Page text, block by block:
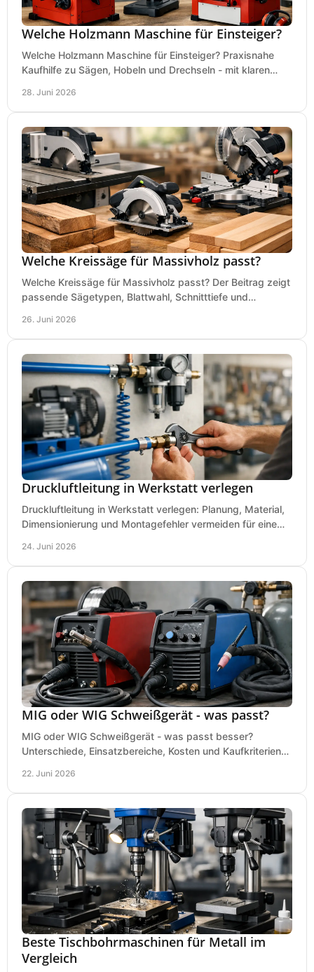
Welche Holzmann Maschine für Einsteiger?
Welche Holzmann Maschine für Einsteiger? Praxisnahe
Kaufhilfe zu Sägen, Hobeln und Drechseln - mit klaren
28. Juni 2026
Welche Kreissäge für Massivholz passt?
Welche Kreissäge für Massivholz passt? Der Beitrag zeigt
passende Sägetypen, Blattwahl, Schnitttiefe und
26. Juni 2026
Druckluftleitung in Werkstatt verlegen
Druckluftleitung in Werkstatt verlegen: Planung, Material,
Dimensionierung und Montagefehler vermeiden für eine
24. Juni 2026
MIG oder WIG Schweißgerät - was passt?
MIG oder WIG Schweißgerät - was passt besser?
Unterschiede, Einsatzbereiche, Kosten und Kaufkriterien
22. Juni 2026
Beste Tischbohrmaschinen für Metall im
Vergleich